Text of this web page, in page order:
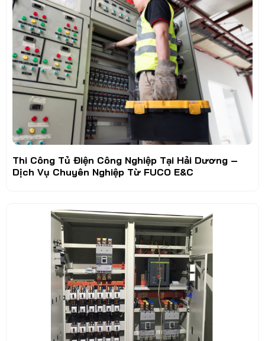
Thi Công Tủ Điện Công Nghiệp Tại Hải Dương –
Dịch Vụ Chuyên Nghiệp Từ FUCO E&C